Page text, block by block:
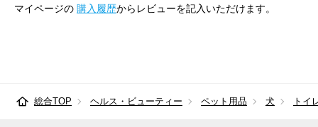
マイページの 購入履歴からレビューを記入いただけます。
総合TOP ヘルス・ビューティー ペット用品 犬 トイ